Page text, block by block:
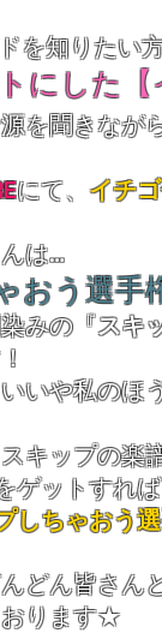
を知りたい
にした
を聞きな
にて、 イチ
は…
おう選手
みの『スキ
いや私のほ
キップの楽
ゲットすれ
しちゃおう
どん皆さん
おります★​